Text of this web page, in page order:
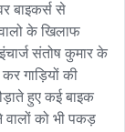
बाइकर्स से
के खिलाफ
संतोष कुमार के
गाड़ियों की
हुए कई बाइक
वालों को भी पकड़